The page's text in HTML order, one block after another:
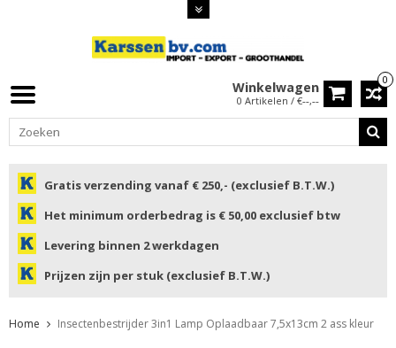
0
Winkelwagen
0 Artikelen / €--,--
Gratis verzending vanaf € 250,- (exclusief B.T.W.)
Het minimum orderbedrag is € 50,00 exclusief btw
Levering binnen 2 werkdagen
Prijzen zijn per stuk (exclusief B.T.W.)
Home Insectenbestrijder 3in1 Lamp Oplaadbaar 7,5x13cm 2 ass kleur